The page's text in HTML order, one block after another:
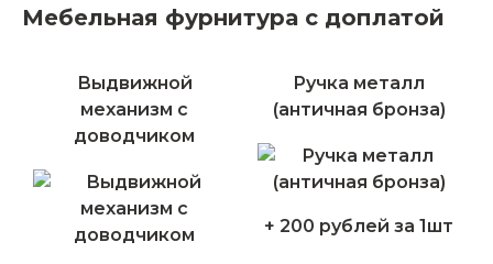
Мебельная фурнитура с доплатой
Выдвижной
механизм с
доводчиком
Ручка металл
(античная бронза)
+ 200 рублей за 1шт